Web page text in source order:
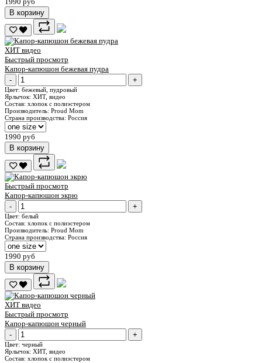
В корзину
ХИТ видео
Быстрый просмотр
Капор-капюшон бежевая пудра
-
+
Цвет: бежевый, пудровый
Ярлычок: ХИТ, видео
Состав: хлопок с полиэстером
Производитель: Proud Mom
Страна производства: Россия
1990 руб
В корзину
Быстрый просмотр
Капор-капюшон экрю
-
+
Цвет: белый
Состав: хлопок с полиэстером
Производитель: Proud Mom
Страна производства: Россия
1990 руб
В корзину
ХИТ видео
Быстрый просмотр
Капор-капюшон черный
-
+
Цвет: черный
Ярлычок: ХИТ, видео
Состав: хлопок с полиэстером